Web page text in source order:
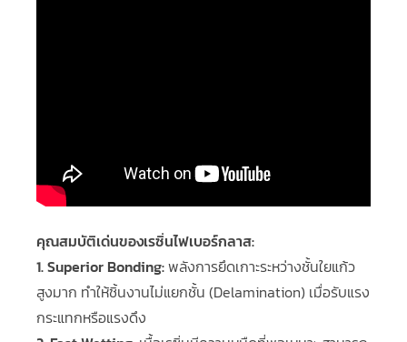
คุณสมบัติเด่นของเรซิ่นไฟเบอร์กลาส:
1. Superior Bonding:พลังการยึดเกาะระหว่างชั้นใยแก้ว
สูงมาก ทำให้ชิ้นงานไม่แยกชั้น (Delamination) เมื่อรับแรง
กระแทกหรือแรงดึง